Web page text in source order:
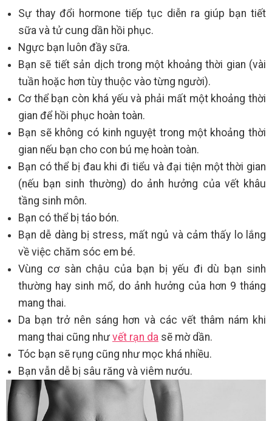
Sự thay đổi hormone tiếp tục diễn ra giúp bạn tiết
sữa và tử cung dần hồi phục.
Ngực bạn luôn đầy sữa.
Bạn sẽ tiết sản dịch trong một khoảng thời gian (vài
tuần hoặc hơn tùy thuộc vào từng người).
Cơ thể bạn còn khá yếu và phải mất một khoảng thời
gian để hồi phục hoàn toàn.
Bạn sẽ không có kinh nguyệt trong một khoảng thời
gian nếu bạn cho con bú mẹ hoàn toàn.
Bạn có thể bị đau khi đi tiểu và đại tiện một thời gian
(nếu bạn sinh thường) do ảnh hưởng của vết khâu
tầng sinh môn.
Bạn có thể bị táo bón.
Bạn dễ dàng bị stress, mất ngủ và cảm thấy lo lắng
về việc chăm sóc em bé.
Vùng cơ sàn chậu của bạn bị yếu đi dù bạn sinh
thường hay sinh mổ, do ảnh hưởng của hơn 9 tháng
mang thai.
Da bạn trở nên sáng hơn và các vết thâm nám khi
mang thai cũng như vết rạn da sẽ mờ dần.
Tóc bạn sẽ rụng cũng như mọc khá nhiều.
Bạn vẫn dễ bị sâu răng và viêm nướu.